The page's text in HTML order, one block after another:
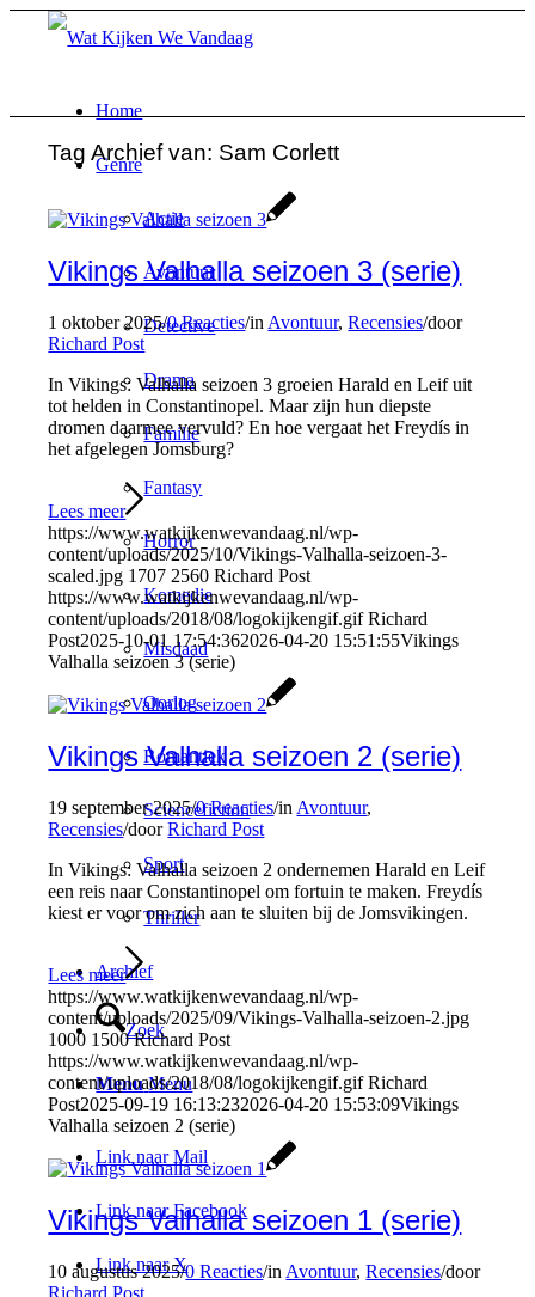
Home
Genre
Actie
Avontuur
Detective
Drama
Familie
Fantasy
Horror
Komedie
Misdaad
Oorlog
Romantiek
Sciencefiction
Sport
Thriller
Archief
Zoek
Menu Menu
Link naar Mail
Link naar Facebook
Link naar X
Tag Archief van: Sam Corlett
Vikings Valhalla seizoen 3 (serie)
1 oktober 2025/0 Reacties/in Avontuur,Recensies/door
Richard Post
In Vikings: Valhalla seizoen 3 groeien Harald en Leif uit
tot helden in Constantinopel. Maar zijn hun diepste
dromen daarmee vervuld? En hoe vergaat het Freydís in
het afgelegen Jomsburg?
Lees meer
https://www.watkijkenwevandaag.nl/wp-
content/uploads/2025/10/Vikings-Valhalla-seizoen-3-
scaled.jpg 1707 2560 Richard Post
https://www.watkijkenwevandaag.nl/wp-
content/uploads/2018/08/logokijkengif.gif Richard
Post2025-10-01 17:54:362026-04-20 15:51:55Vikings
Valhalla seizoen 3 (serie)
Vikings Valhalla seizoen 2 (serie)
19 september 2025/0 Reacties/in Avontuur,
Recensies/doorRichard Post
In Vikings: Valhalla seizoen 2 ondernemen Harald en Leif
een reis naar Constantinopel om fortuin te maken. Freydís
kiest er voor om zich aan te sluiten bij de Jomsvikingen.
Lees meer
https://www.watkijkenwevandaag.nl/wp-
content/uploads/2025/09/Vikings-Valhalla-seizoen-2.jpg
1000 1500 Richard Post
https://www.watkijkenwevandaag.nl/wp-
content/uploads/2018/08/logokijkengif.gif Richard
Post2025-09-19 16:13:232026-04-20 15:53:09Vikings
Valhalla seizoen 2 (serie)
Vikings Valhalla seizoen 1 (serie)
10 augustus 2025/0 Reacties/in Avontuur,Recensies/door
Richard Post